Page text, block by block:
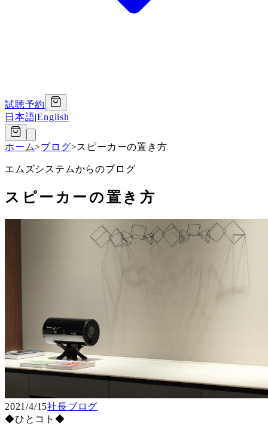
試聴予約
日本語|English
ホーム>ブログ>スピーカーの置き方
エムズシステムからのブログ
スピーカーの置き方
2021/4/15社長ブログ
◆ひとコト◆